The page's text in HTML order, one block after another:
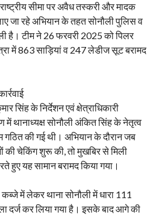
सीमा पर अवैध तस्करी और मादक
जा रहे अभियान के तहत सोनौली पुलिस व
है। टीम ने 26 फरवरी 2025 को पिलर
में 863 साड़ियां व 247 लेडीज सूट बरामद
सिंह के निर्देशन एवं क्षेत्राधिकारी
में थानाध्यक्ष सोनौली अंकित सिंह के नेतृत्व
की गई थी। अभियान के दौरान जब
की चेकिंग शुरू की, तो मुखबिर से मिली
हुए यह सामान बरामद किया गया।
में लेकर थाना सोनौली में धारा 111
दर्ज कर लिया गया है। इसके बाद आगे की